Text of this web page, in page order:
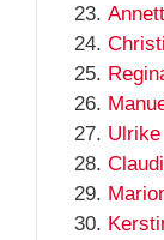
Ulrike